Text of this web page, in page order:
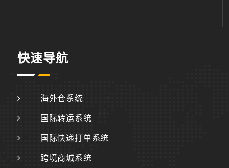
快速导航
海外仓系统
国际转运系统
国际快递打单系统
跨境商城系统